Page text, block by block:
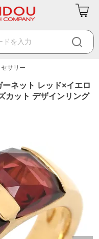
サリー
ネット レッド×イエロ
カット デザインリング